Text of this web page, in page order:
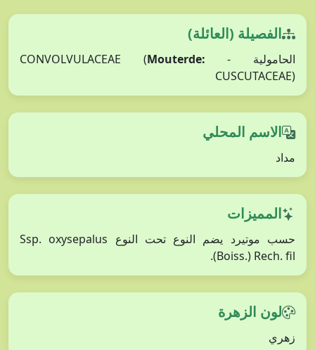
الفصيلة (العائلة)
الحامولية - CONVOLVULACEAE ( Mouterde:
CUSCUTACEAE)
الاسم المحلي
مداد
المميزات
حسب موتيرد يضم النوع تحت النوع Ssp. oxysepalus
(Boiss.) Rech. fil.
لون الزهرة
زهري